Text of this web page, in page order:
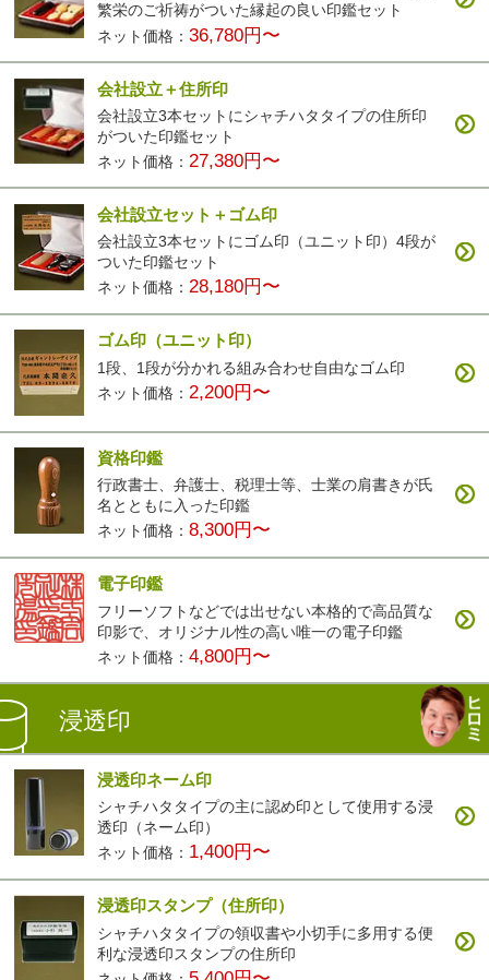
繁栄のご祈祷がついた縁起の良い印鑑セット
ネット価格：36,780円〜
会社設立＋住所印
会社設立3本セットにシャチハタタイプの住所印
がついた印鑑セット
ネット価格： 27,380円〜
会社設立セット＋ゴム印
会社設立3本セットにゴム印（ユニット印）4段が
ついた印鑑セット
ネット価格：28,180円〜
ゴム印（ユニット印）
1段、1段が分かれる組み合わせ自由なゴム印
ネット価格： 2,200円〜
資格印鑑
行政書士、弁護士、税理士等、士業の肩書きが氏
名とともに入った印鑑
ネット価格：8,300円〜
電子印鑑
フリーソフトなどでは出せない本格的で高品質な
印影で、オリジナル性の高い唯一の電子印鑑
ネット価格：4,800円〜
浸透印
浸透印ネーム印
シャチハタタイプの主に認め印として使用する浸
透印（ネーム印）
ネット価格： 1,400円〜
浸透印スタンプ（住所印）
シャチハタタイプの領収書や小切手に多用する便
利な浸透印スタンプの住所印